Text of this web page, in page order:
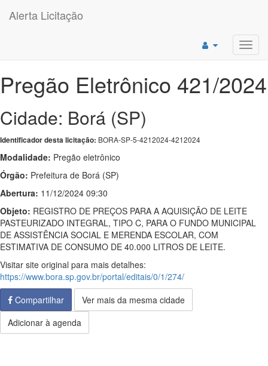
Alerta Licitação
Pregão Eletrônico 421/2024
Cidade: Borá (SP)
Identificador desta licitação: BORA-SP-5-4212024-4212024
Modalidade: Pregão eletrônico
Órgão: Prefeitura de Borá (SP)
Abertura: 11/12/2024 09:30
Objeto: REGISTRO DE PREÇOS PARA A AQUISIÇÃO DE LEITE
PASTEURIZADO INTEGRAL, TIPO C, PARA O FUNDO MUNICIPAL
DE ASSISTÊNCIA SOCIAL E MERENDA ESCOLAR, COM
ESTIMATIVA DE CONSUMO DE 40.000 LITROS DE LEITE.
Visitar site original para mais detalhes:
https://www.bora.sp.gov.br/portal/editais/0/1/274/
Compartilhar
Ver mais da mesma cidade
Adicionar à agenda